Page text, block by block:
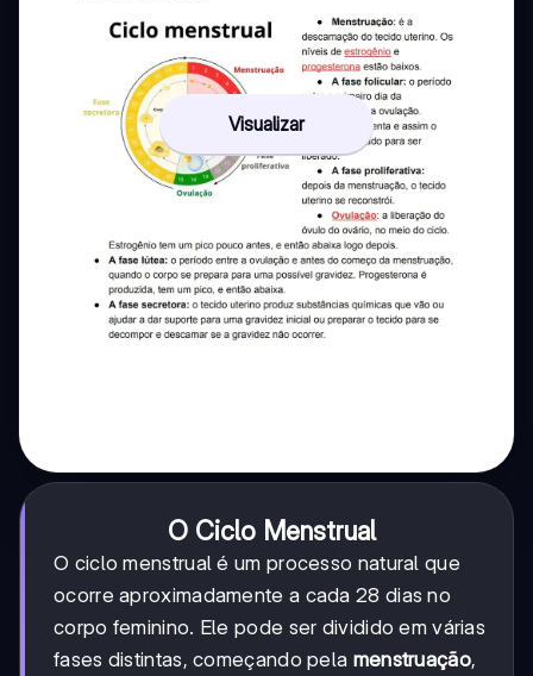
Visualizar
O Ciclo Menstrual
O ciclo menstrual é um processo natural que
ocorre aproximadamente a cada 28 dias no
corpo feminino. Ele pode ser dividido em várias
fases distintas, começando pela menstruação,